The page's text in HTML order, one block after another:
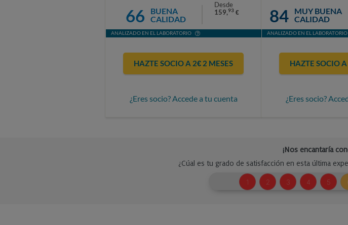
66
BUENA
CALIDAD
Desde
159,93 €
ANALIZADO EN EL LABORATORIO
HAZTE SOCIO A 2€ 2 MESES
¿Eres socio? Accede a tu cuenta
84
MUY BUENA
CALIDAD
ANALIZADO EN EL LABORATORIO
HAZTE SOCIO
¿Eres socio?